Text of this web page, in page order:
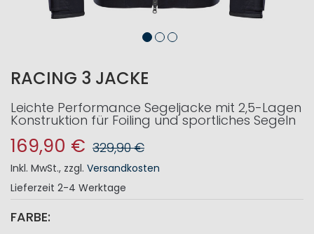
RACING 3 JACKE
Leichte Performance Segeljacke mit 2,5-Lagen
Konstruktion für Foiling und sportliches Segeln
169,90 € 329,90 €
Inkl. MwSt., zzgl. Versandkosten
Lieferzeit 2-4 Werktage
FARBE